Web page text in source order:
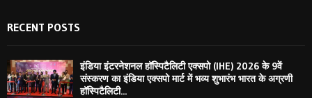
RECENT POSTS
इंडिया इंटरनेशनल हॉस्पिटैलिटी एक्सपो (IHE) 2026 के 9वें
संस्करण का इंडिया एक्सपो मार्ट में भव्य शुभारंभ भारत के अग्रणी
हॉस्पिटैलिटी...